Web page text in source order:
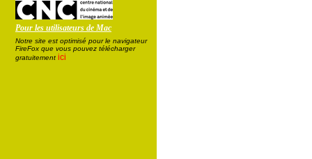
Pour les utilisateurs de Mac
Notre site est optimisé pour le navigateur
FireFox que vous pouvez télécharger
gratuitement ici